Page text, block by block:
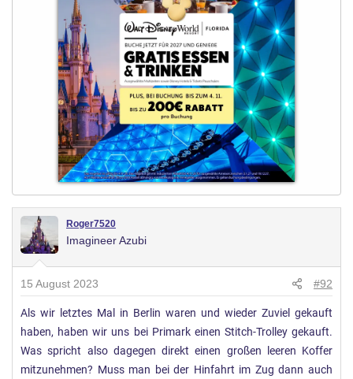
Roger7520
Imagineer Azubi
15 August 2023 #92
Als wir letztes Mal in Berlin waren und wieder Zuviel gekauft
haben, haben wir uns bei Primark einen Stitch-Trolley gekauft.
Was spricht also dagegen direkt einen großen leeren Koffer
mitzunehmen? Muss man bei der Hinfahrt im Zug dann auch